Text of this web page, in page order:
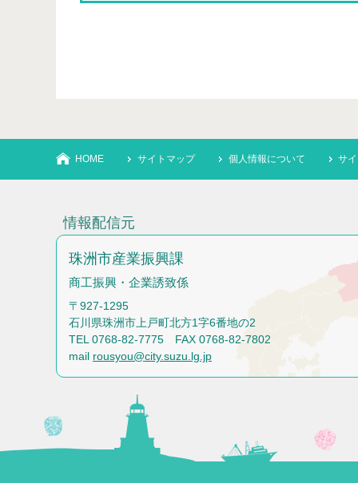
HOME サイトマップ 個人情報について サ
情報配信元
珠洲市産業振興課
商工振興・企業誘致係
〒927-1295
石川県珠洲市上戸町北方1字6番地の2
TEL 0768-82-7775 FAX 0768-82-7802
mail rousyou@city.suzu.lg.jp